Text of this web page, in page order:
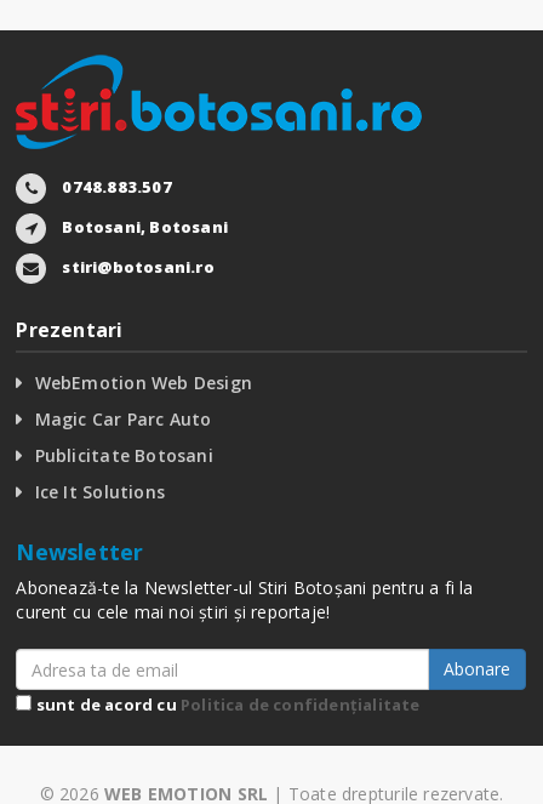
0748.883.507
Botosani, Botosani
stiri@botosani.ro
Prezentari
WebEmotion Web Design
Magic Car Parc Auto
Publicitate Botosani
Ice It Solutions
Newsletter
Abonează-te la Newsletter-ul Stiri Botoșani pentru a fi la
curent cu cele mai noi știri și reportaje!
Abonare
sunt de acord cu Politica de confidențialitate
© 2026 WEB EMOTION SRL | Toate drepturile rezervate.